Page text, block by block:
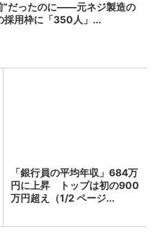
”だったのに――元ネジ製造の
採用枠に「350人」...
「銀行員の平均年収」684万
円に上昇 トップは初の900
万円超え（1/2 ページ...